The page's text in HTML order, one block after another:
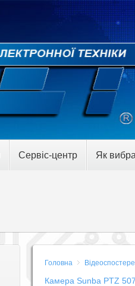
Сервіс-центр Як
Головна
Камера Sunba PTZ